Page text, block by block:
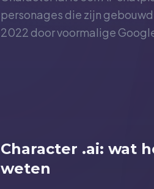
personages die zijn
2022 door voormalige
Character .ai: wat
weten